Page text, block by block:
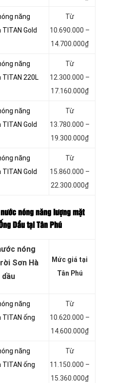
năng
Gold
Từ
10.690.000 –
14.700.000₫
năng
220L
Từ
12.300.000 –
17.160.000₫
năng
Gold
Từ
13.780.000 –
19.300.000₫
năng
Gold
Từ
15.860.000 –
22.300.000₫
nóng năng lượng mặt
Dầu tại Tân Phú
nóng
Sơn Hà
dầu
Mức giá tại
Tân Phú
năng
ống
Từ
10.620.000 –
14.600.000₫
năng
ống
Từ
11.150.000 –
15.360.000₫